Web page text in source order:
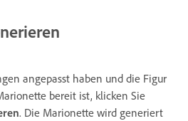
angepasst haben und die Figur
bereit ist, klicken Sie
. Die Marionette wird generiert